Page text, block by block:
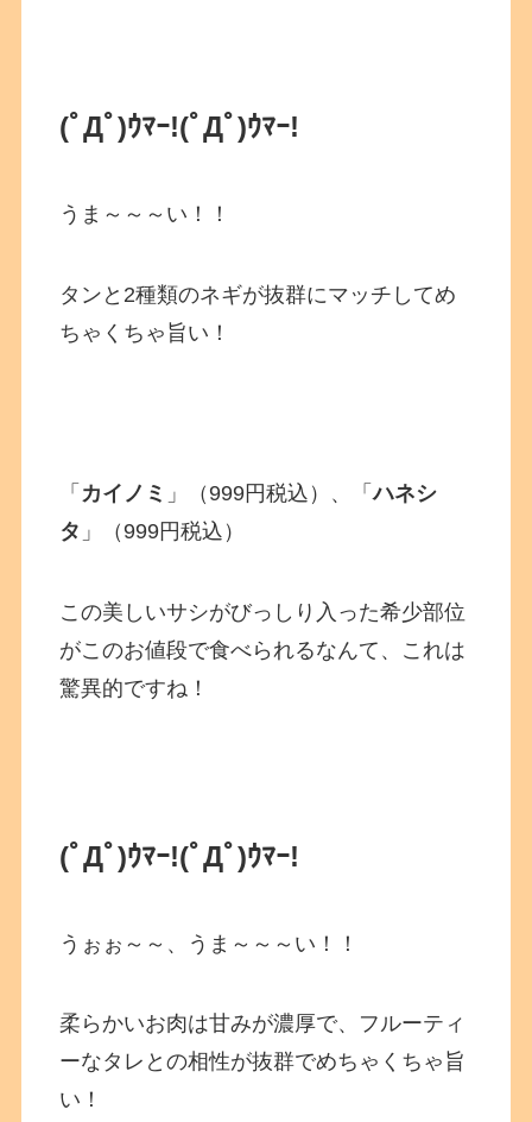
(ﾟДﾟ)ｳﾏｰ!(ﾟДﾟ)ｳﾏｰ!
うま～～～い！！
タンと2種類のネギが抜群にマッチしてめ
ちゃくちゃ旨い！
「 カイノミ 」（999円税込）、「ハネシ
タ 」（999円税込）
この美しいサシがびっしり入った希少部位
がこのお値段で食べられるなんて、これは
驚異的ですね！
(ﾟДﾟ)ｳﾏｰ!(ﾟДﾟ)ｳﾏｰ!
うぉぉ～～、うま～～～い！！
柔らかいお肉は甘みが濃厚で、フルーティ
ーなタレとの相性が抜群でめちゃくちゃ旨
い！